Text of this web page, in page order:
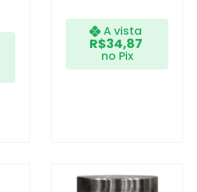
A vista
R$34,87
no Pix